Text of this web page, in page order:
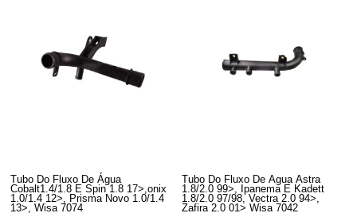
Tubo Do Fluxo De Água
Cobalt1.4/1.8 E Spin 1.8 17>,onix
1.0/1.4 12>, Prisma Novo 1.0/1.4
13>, Wisa 7074
Tubo Do Fluxo De Agua Astra
1.8/2.0 99>, Ipanema E Kadett
1.8/2.0 97/98, Vectra 2.0 94>,
Zafira 2.0 01> Wisa 7042